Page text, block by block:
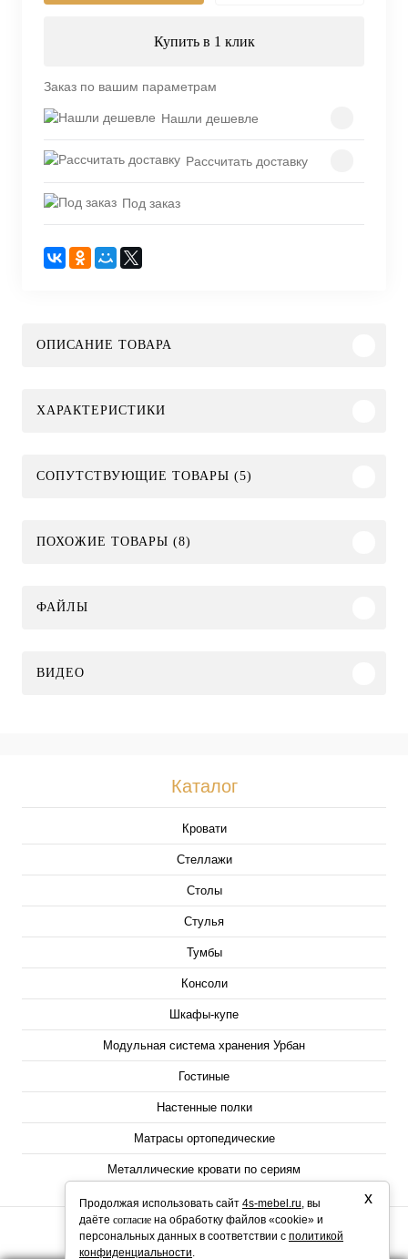
Купить в 1 клик
Заказ по вашим параметрам
Нашли дешевле
Рассчитать доставку
Под заказ
ОПИСАНИЕ ТОВАРА
ХАРАКТЕРИСТИКИ
СОПУТСТВУЮЩИЕ ТОВАРЫ (5)
ПОХОЖИЕ ТОВАРЫ (8)
ФАЙЛЫ
ВИДЕО
Каталог
Кровати
Стеллажи
Столы
Стулья
Тумбы
Консоли
Шкафы-купе
Модульная система хранения Урбан
Гостиные
Настенные полки
Матрасы ортопедические
Металлические кровати по сериям
Продолжая использовать сайт 4s-mebel.ru, вы
даёте согласие на обработку файлов «cookie» и
персональных данных в соответствии с политикой
конфиденциальности.
х